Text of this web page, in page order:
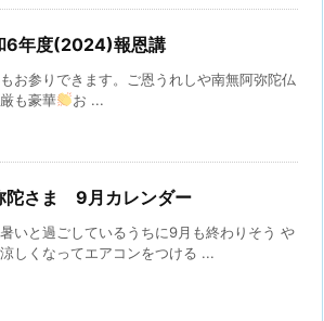
6年度(2024)報恩講
お参りできます。ご恩うれしや南無阿弥陀仏
も豪華
お ...
陀さま 9月カレンダー
いと過ごしているうちに9月も終わりそう や
しくなってエアコンをつける ...